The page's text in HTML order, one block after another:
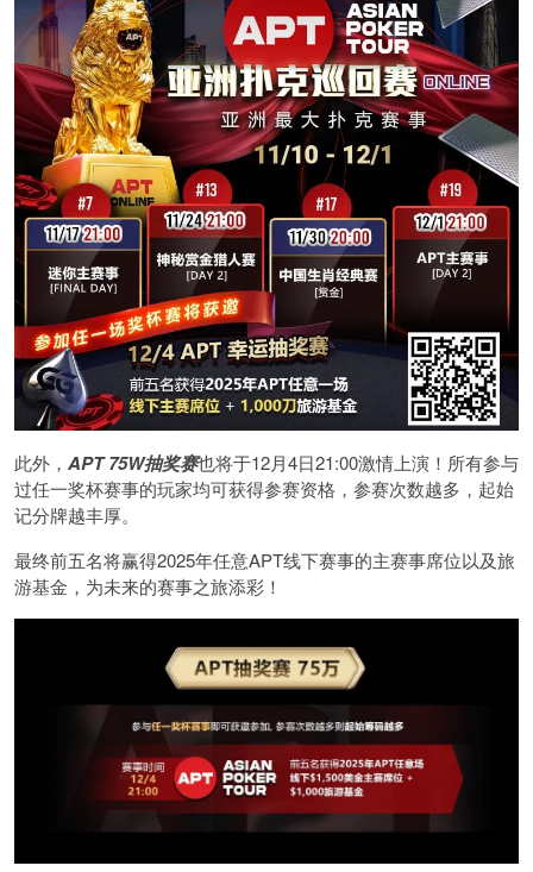
此外， APT 75W抽奖赛也将于12月4日21:00激情上演！所有参与
过任一奖杯赛事的玩家均可获得参赛资格，参赛次数越多，起始
记分牌越丰厚。
最终前五名将赢得2025年任意APT线下赛事的主赛事席位以及旅
游基金，为未来的赛事之旅添彩！